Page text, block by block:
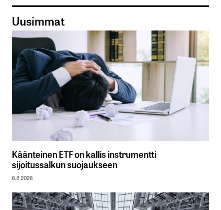
Uusimmat
Käänteinen ETF on kallis instrumentti
sijoitussalkun suojaukseen
6.8.2026